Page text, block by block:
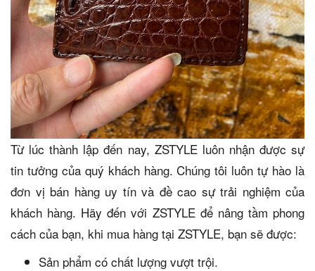
Từ lúc thành lập đến nay, ZSTYLE luôn nhận được sự
tin tưởng của quý khách hàng. Chúng tôi luôn tự hào là
đơn vị bán hàng uy tín và đề cao sự trải nghiệm của
khách hàng. Hãy đến với ZSTYLE để nâng tầm phong
cách của bạn, khi mua hàng tại ZSTYLE, bạn sẽ được:
Sản phẩm có chất lượng vượt trội.